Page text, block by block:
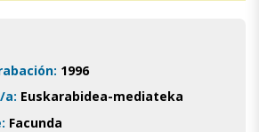
1996
a: Euskarabidea-mediateka
Facunda